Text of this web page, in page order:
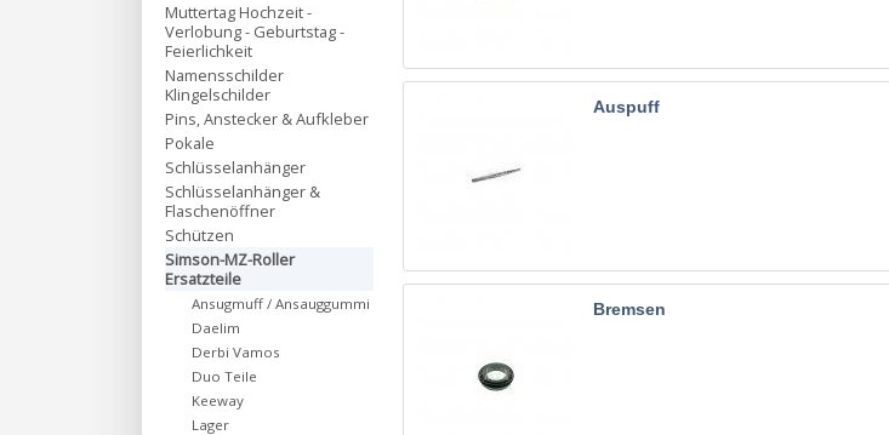
Auspuff
Bremsen
Muttertag Hochzeit -
Verlobung - Geburtstag -
Feierlichkeit
Namensschilder
Klingelschilder
Pins, Anstecker & Aufkleber
Pokale
Schlüsselanhänger
Schlüsselanhänger &
Flaschenöffner
Schützen
Simson-MZ-Roller
Ersatzteile
Ansugmuff / Ansauggummi
Daelim
Derbi Vamos
Duo Teile
Keeway
Lager